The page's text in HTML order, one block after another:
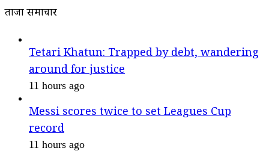
ताजा समाचार
Tetari Khatun: Trapped by debt, wandering
around for justice
11 hours ago
Messi scores twice to set Leagues Cup
record
11 hours ago